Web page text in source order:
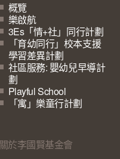
概覽
樂啟航
3Es「情+社」同行計劃
「育幼同行」校本支援
學習差異計劃
社區服務: 嬰幼兒早導計
劃
Playful School
「寓」樂童行計劃
關於李國賢基金會